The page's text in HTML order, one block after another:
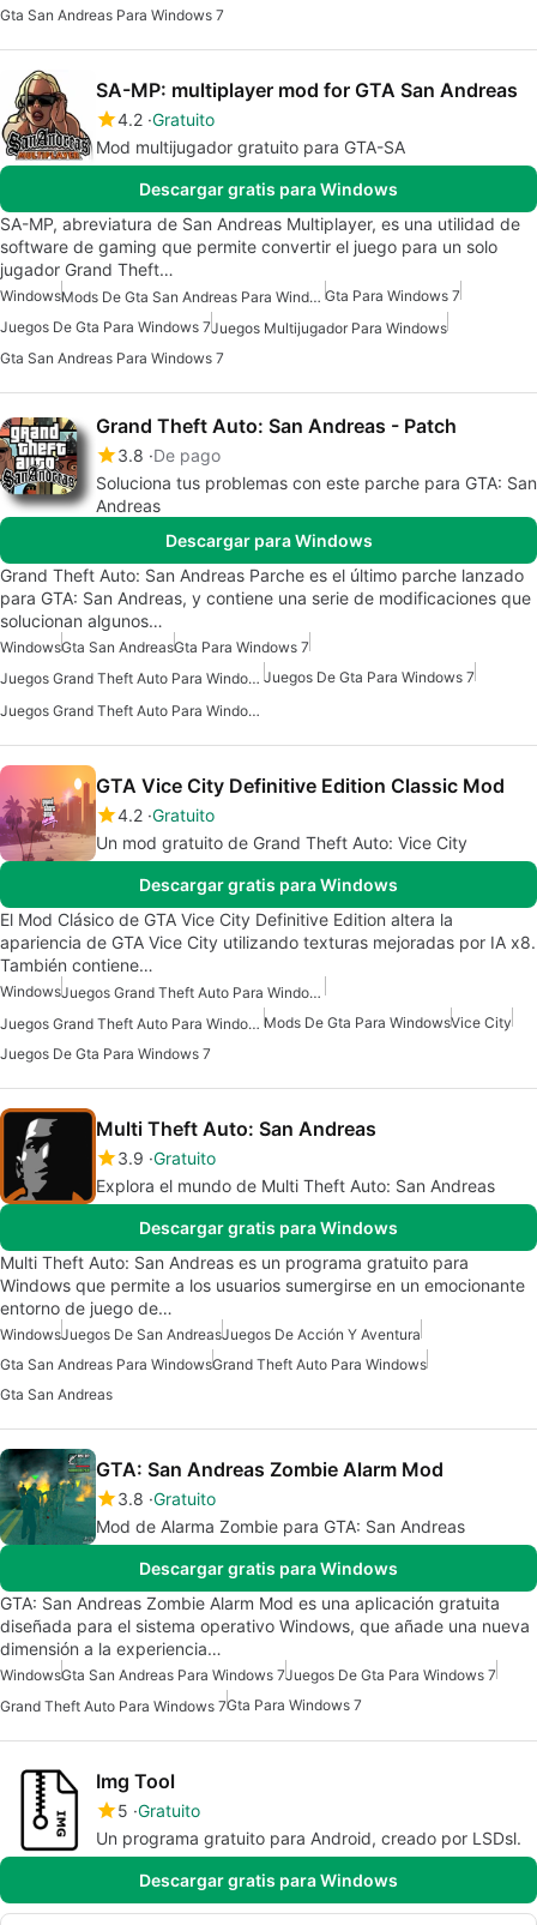
Gta San Andreas Para Windows 7
SA-MP: multiplayer mod for GTA San Andreas
4.2 Gratuito
Mod multijugador gratuito para GTA-SA
Descargar gratis para Windows
SA-MP, abreviatura de San Andreas Multiplayer, es una utilidad de
software de gaming que permite convertir el juego para un solo
jugador Grand Theft…
Windows Mods De Gta San Andreas Para Windows Gta Para Windows 7
Juegos De Gta Para Windows 7Juegos Multijugador Para Windows
Gta San Andreas Para Windows 7
Grand Theft Auto: San Andreas - Patch
3.8 De pago
Soluciona tus problemas con este parche para GTA: San
Andreas
Descargar para Windows
Grand Theft Auto: San Andreas Parche es el último parche lanzado
para GTA: San Andreas, y contiene una serie de modificaciones que
solucionan algunos…
WindowsGta San AndreasGta Para Windows 7
Juegos Grand Theft Auto Para Windows Juegos De Gta Para Windows 7
Juegos Grand Theft Auto Para Windows 7
GTA Vice City Definitive Edition Classic Mod
4.2 Gratuito
Un mod gratuito de Grand Theft Auto: Vice City
Descargar gratis para Windows
El Mod Clásico de GTA Vice City Definitive Edition altera la
apariencia de GTA Vice City utilizando texturas mejoradas por IA x8.
También contiene…
Windows
Juegos Grand Theft Auto Para Windows
Juegos Grand Theft Auto Para Windows 7 Mods De Gta Para WindowsVice City
Juegos De Gta Para Windows 7
Multi Theft Auto: San Andreas
3.9 Gratuito
Explora el mundo de Multi Theft Auto: San Andreas
Descargar gratis para Windows
Multi Theft Auto: San Andreas es un programa gratuito para
Windows que permite a los usuarios sumergirse en un emocionante
entorno de juego de…
WindowsJuegos De San AndreasJuegos De Acción Y Aventura
Gta San Andreas Para WindowsGrand Theft Auto Para Windows
Gta San Andreas
GTA: San Andreas Zombie Alarm Mod
3.8 Gratuito
Mod de Alarma Zombie para GTA: San Andreas
Descargar gratis para Windows
GTA: San Andreas Zombie Alarm Mod es una aplicación gratuita
diseñada para el sistema operativo Windows, que añade una nueva
dimensión a la experiencia…
WindowsGta San Andreas Para Windows 7Juegos De Gta Para Windows 7
Grand Theft Auto Para Windows 7Gta Para Windows 7
Img Tool
5 Gratuito
Un programa gratuito para Android, creado por LSDsl.
Descargar gratis para Windows